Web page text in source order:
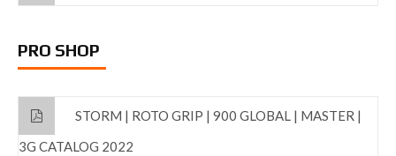
PRO SHOP
STORM | ROTO GRIP | 900 GLOBAL | MASTER |
3G CATALOG 2022